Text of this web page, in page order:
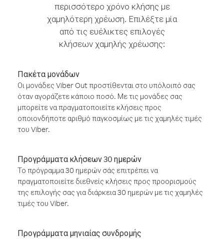
περισσότερο χρόνο κλήσης με
χαμηλότερη χρέωση. Επιλέξτε μία
από τις ευέλικτες επιλογές
κλήσεων χαμηλής χρέωσης:
Πακέτα μονάδων
Οι μονάδες Viber Out προστίθενται στο υπόλοιπό σας
όταν αγοράζετε κάποιο ποσό. Με τις μονάδες σας
μπορείτε να πραγματοποιείτε κλήσεις προς
οποιονδήποτε αριθμό παγκοσμίως με τις χαμηλές τιμές
του Viber.
Προγράμματα κλήσεων 30 ημερών
Το πρόγραμμα 30 ημερών σάς επιτρέπει να
πραγματοποιείτε διεθνείς κλήσεις προς προορισμούς
της επιλογής σας για διάρκεια 30 ημερών με τις χαμηλές
τιμές του Viber.
Προγράμματα μηνιαίας συνδρομής